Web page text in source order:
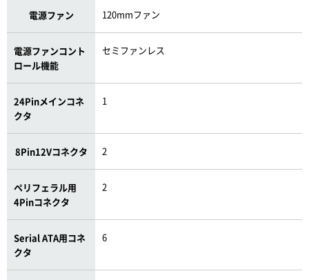
電源ファン 120mmファン
電源ファンコント
ロール機能
セミファンレス
24Pinメインコネ
クタ
1
8Pin12Vコネクタ 2
ペリフェラル用
4Pinコネクタ
2
Serial ATA用コネ
クタ
6